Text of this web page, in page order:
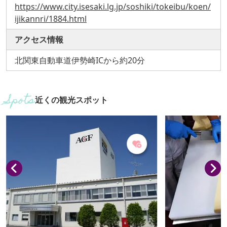
https://www.city.isesaki.lg.jp/soshiki/tokeibu/koen/
ijikannri/1884.html
アクセス情報
北関東自動車道伊勢崎ICから約20分
近くの観光スポット